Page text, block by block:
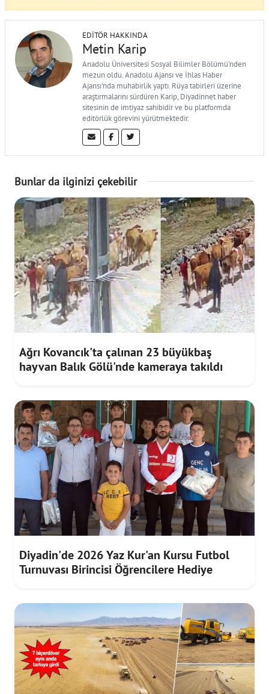
EDITÖR HAKKINDA
Metin Karip
Anadolu Üniversitesi Sosyal Bilimler Bölümü'nden
mezun oldu. Anadolu Ajansı ve İhlas Haber
Ajansı'nda muhabirlik yaptı. Rüya tabirleri üzerine
araştırmalarını sürdüren Karip, Diyadinnet haber
sitesinin de imtiyaz sahibidir ve bu platformda
editörlük görevini yürütmektedir.
Bunlar da ilginizi çekebilir
Ağrı Kovancık'ta çalınan 23 büyükbaş
hayvan Balık Gölü'nde kameraya takıldı
Diyadin'de 2026 Yaz Kur'an Kursu Futbol
Turnuvası Birincisi Öğrencilere Hediye